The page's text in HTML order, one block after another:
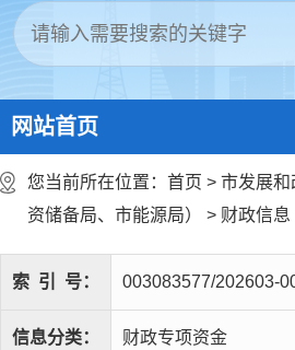
网站首页
您当前所在位置： 首页 > 市发展和
资储备局、市能源局）
> 财政信息
索 引 号： 003083577/202603-
信息分类： 财政专项资金